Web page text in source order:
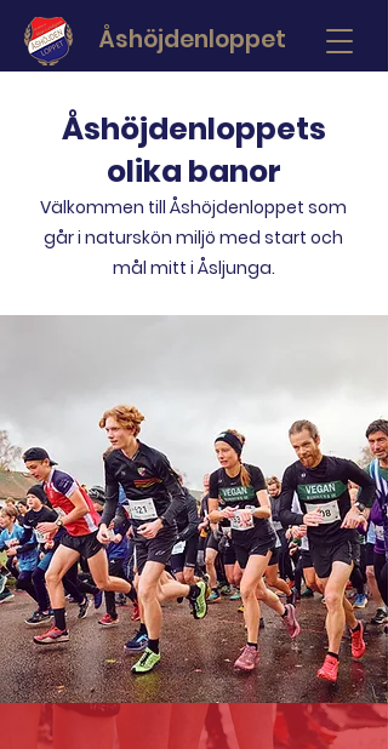
Åshöjdenloppet
Åshöjdenloppets
olika banor
Välkommen till Åshöjdenloppet som
går i naturskön miljö med start och
mål mitt i Åsljunga.